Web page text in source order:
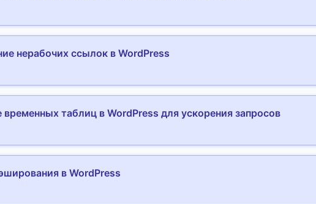
нерабочих ссылок в WordPress
временных таблиц в WordPress для ускорения запросов
в WordPress